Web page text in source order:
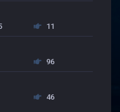
11
96
46